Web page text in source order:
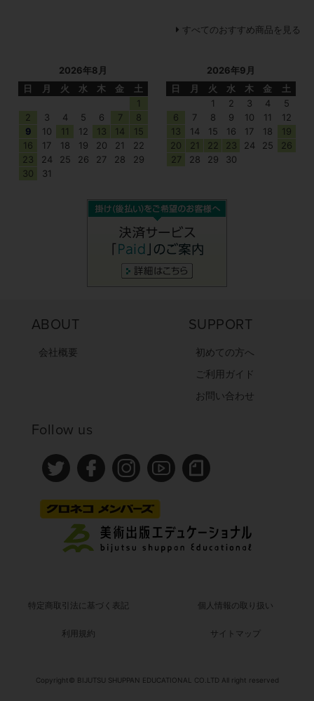
すべてのおすすめ商品を見る
2026年8月
日
月 火 水 木 金
土
1
2
3 4 5 6 7
8
9
10 11 12 13 14
15
16
17 18 19 20 21
22
23
24 25 26 27 28
29
30
31
2026年9月
日
月 火 水 木 金
土
1
2 3 4
5
6
7 8 9 10 11
12
13
14 15 16 17 18
19
20
21 22 23 24 25
26
27
28 29 30
ABOUT
会社概要
SUPPORT
初めての方へ
ご利用ガイド
お問い合わせ
Follow us
特定商取引法に基づく表記 個人情報の取り扱い
利用規約 サイトマップ
Copyright© BIJUTSU SHUPPAN EDUCATIONAL CO.LTD All right reserved